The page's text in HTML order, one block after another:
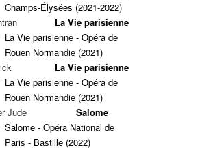
Champs-Élysées (2021-2022)
La Vie parisienne
La Vie parisienne - Opéra de
Rouen Normandie (2021)
La Vie parisienne
La Vie parisienne - Opéra de
Rouen Normandie (2021)
Jude
Salome
Salome - Opéra National de
Paris - Bastille (2022)